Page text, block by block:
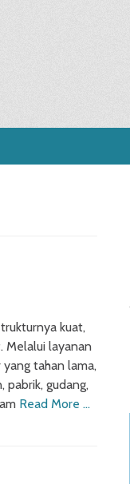
kuat,
Melalui layanan
tahan lama,
pabrik, gudang,
Read More …